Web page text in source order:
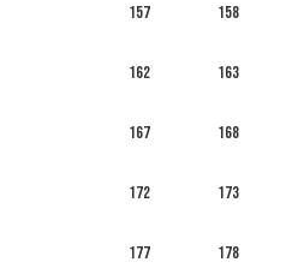
157 158
162 163
167 168
172 173
177 178